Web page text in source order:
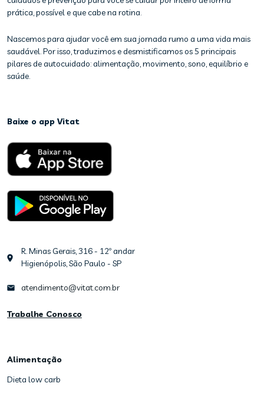
prática, possível e que cabe na rotina.
Nascemos para ajudar você em sua jornada rumo a uma vida mais
saudável. Por isso, traduzimos e desmistificamos os 5 principais
pilares de autocuidado: alimentação, movimento, sono, equilíbrio e
saúde.
Baixe o app Vitat
R. Minas Gerais, 316 - 12º andar
Higienópolis, São Paulo - SP
atendimento@vitat.com.br
Trabalhe Conosco
Alimentação
Dieta low carb